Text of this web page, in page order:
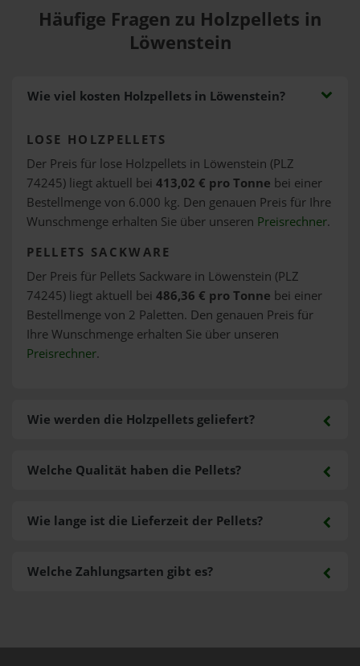
Häufige Fragen zu Holzpellets in
Löwenstein
Wie viel kosten Holzpellets in Löwenstein?
LOSE HOLZPELLETS
Der Preis für lose Holzpellets in Löwenstein (PLZ
74245) liegt aktuell bei 413,02 € pro Tonne bei einer
Bestellmenge von 6.000 kg. Den genauen Preis für Ihre
Wunschmenge erhalten Sie über unseren Preisrechner.
PELLETS SACKWARE
Der Preis für Pellets Sackware in Löwenstein (PLZ
74245) liegt aktuell bei 486,36 € pro Tonne bei einer
Bestellmenge von 2 Paletten. Den genauen Preis für
Ihre Wunschmenge erhalten Sie über unseren
Preisrechner.
Wie werden die Holzpellets geliefert?
Welche Zahlungsarten gibt es?
Welche Qualität haben die Pellets?
Wie lange ist die Lieferzeit der Pellets?